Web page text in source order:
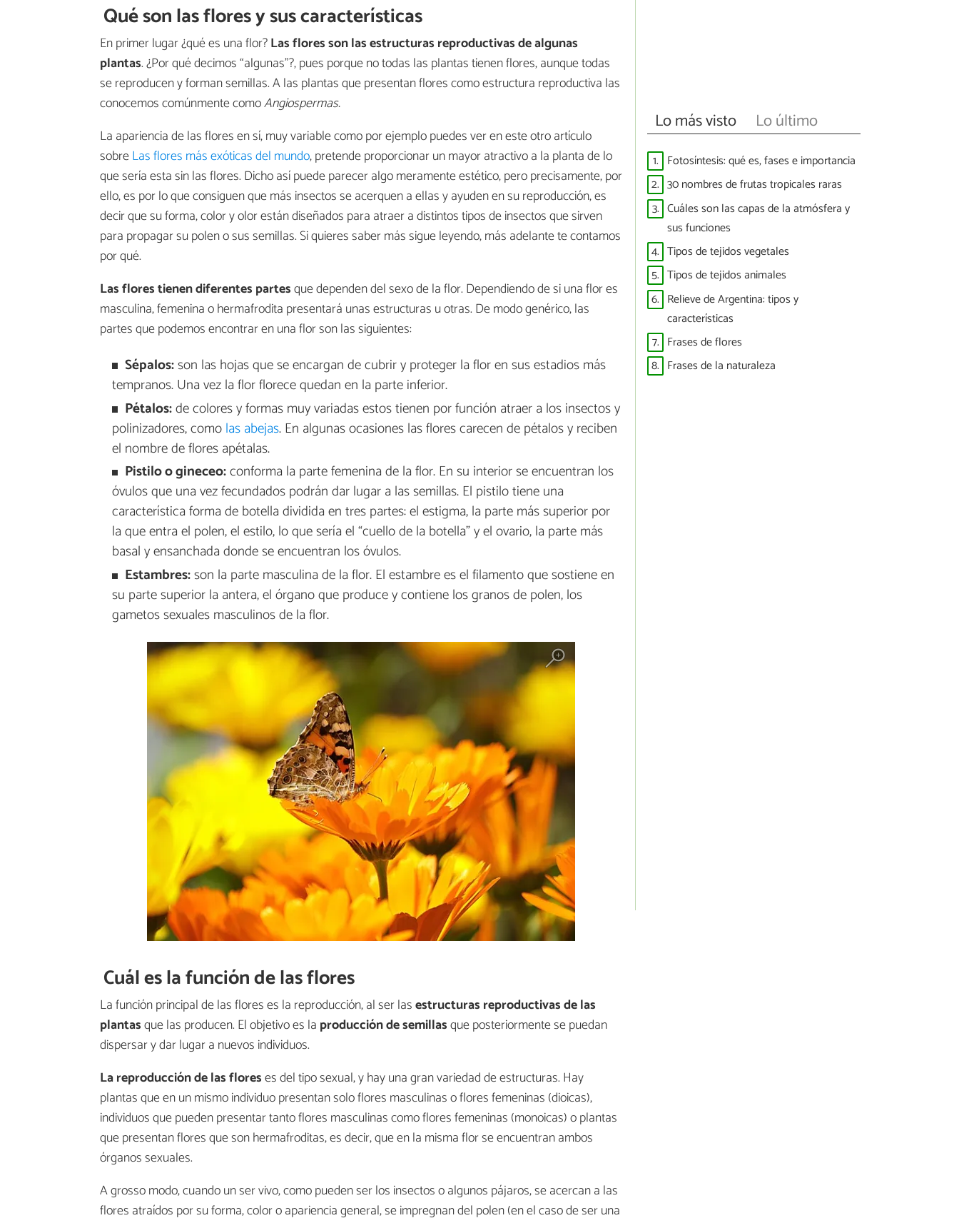
Qué son las flores y sus características
En primer lugar ¿qué es una flor?Las flores son las estructuras reproductivas de algunas
plantas. ¿Por qué decimos “algunas”?, pues porque no todas las plantas tienen flores, aunque todas
se reproducen y forman semillas. A las plantas que presentan flores como estructura reproductiva las
conocemos comúnmente comoAngiospermas.
La apariencia de las flores en sí, muy variable como por ejemplo puedes ver en este otro artículo
sobreLas flores más exóticas del mundo, pretende proporcionar un mayor atractivo a la planta de lo
que sería esta sin las flores. Dicho así puede parecer algo meramente estético, pero precisamente, por
ello, es por lo que consiguen que más insectos se acerquen a ellas y ayuden en su reproducción, es
decir que su forma, color y olor están diseñados para atraer a distintos tipos de insectos que sirven
para propagar su polen o sus semillas. Si quieres saber más sigue leyendo, más adelante te contamos
por qué.
Las flores tienen diferentes partesque dependen del sexo de la flor. Dependiendo de si una flor es
masculina, femenina o hermafrodita presentará unas estructuras u otras. De modo genérico, las
partes que podemos encontrar en una flor son las siguientes:
Sépalos:son las hojas que se encargan de cubrir y proteger la flor en sus estadios más
tempranos. Una vez la flor florece quedan en la parte inferior.
Pétalos:de colores y formas muy variadas estos tienen por función atraer a los insectos y
polinizadores, comolas abejas. En algunas ocasiones las flores carecen de pétalos y reciben
el nombre de flores apétalas.
Pistilo o gineceo:conforma la parte femenina de la flor. En su interior se encuentran los
óvulos que una vez fecundados podrán dar lugar a las semillas. El pistilo tiene una
característica forma de botella dividida en tres partes: el estigma, la parte más superior por
la que entra el polen, el estilo, lo que sería el “cuello de la botella” y el ovario, la parte más
basal y ensanchada donde se encuentran los óvulos.
Estambres:son la parte masculina de la flor. El estambre es el filamento que sostiene en
su parte superior la antera, el órgano que produce y contiene los granos de polen, los
gametos sexuales masculinos de la flor.
Cuál es la función de las flores
La función principal de las flores es la reproducción, al ser lasestructuras reproductivas de las
plantasque las producen. El objetivo es la producción de semillasque posteriormente se puedan
dispersar y dar lugar a nuevos individuos.
La reproducción de las floreses del tipo sexual, y hay una gran variedad de estructuras. Hay
plantas que en un mismo individuo presentan solo flores masculinas o flores femeninas (dioicas),
individuos que pueden presentar tanto flores masculinas como flores femeninas (monoicas) o plantas
que presentan flores que son hermafroditas, es decir, que en la misma flor se encuentran ambos
órganos sexuales.
A grosso modo, cuando un ser vivo, como pueden ser los insectos o algunos pájaros, se acercan a las
flores atraídos por su forma, color o apariencia general, se impregnan del polen (en el caso de ser una
Lo más visto Lo último
1. Fotosíntesis: qué es, fases e importancia
2. 30 nombres de frutas tropicales raras
3. Cuáles son las capas de la atmósfera y
sus funciones
4. Tipos de tejidos vegetales
5. Tipos de tejidos animales
6. Relieve de Argentina: tipos y
características
7. Frases de flores
8. Frases de la naturaleza